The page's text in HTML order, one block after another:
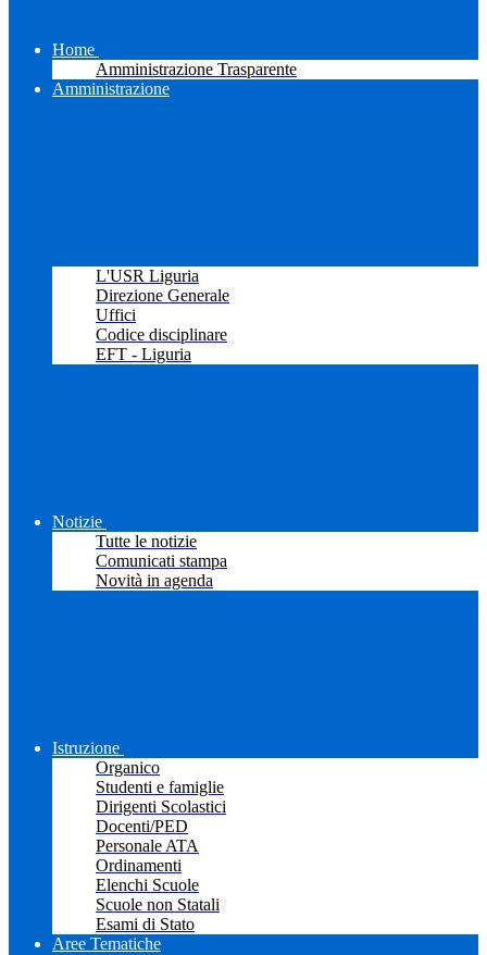
Home
Amministrazione Trasparente
Amministrazione
L'USR Liguria
Direzione Generale
Uffici
Codice disciplinare
EFT - Liguria
Notizie
Tutte le notizie
Comunicati stampa
Novità in agenda
Istruzione
Organico
Studenti e famiglie
Dirigenti Scolastici
Docenti/PED
Personale ATA
Ordinamenti
Elenchi Scuole
Scuole non Statali
Esami di Stato
Aree Tematiche